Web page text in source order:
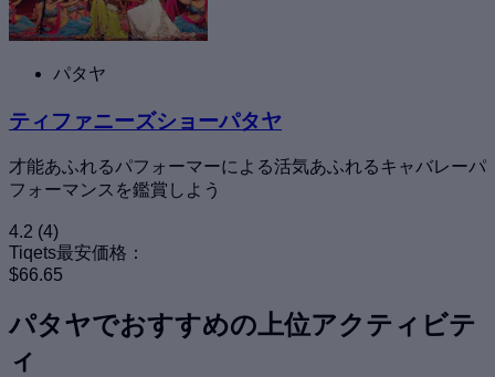
パタヤ
ティファニーズショーパタヤ
才能あふれるパフォーマーによる活気あふれるキャバレーパ
フォーマンスを鑑賞しよう
4.2 (4)
Tiqets最安価格：
$66.65
パタヤでおすすめの上位アクティビテ
ィ